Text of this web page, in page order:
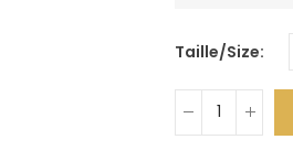
Taille/Size